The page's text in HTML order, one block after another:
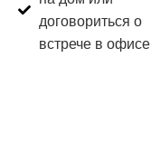
договориться о
встрече в офисе